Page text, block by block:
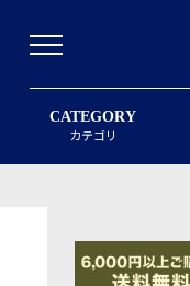
CATEGORY
カテゴリ